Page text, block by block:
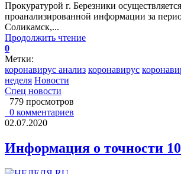
Прокуратурой г. Березники
проанализированной информации за
Соликамск,...
Продолжить чтение
0
Метки:
коронавирус анализ коронавирус
неделя Новости
Спец новости
779 просмотров
0 комментариев
02.07.2020
Информация о точности